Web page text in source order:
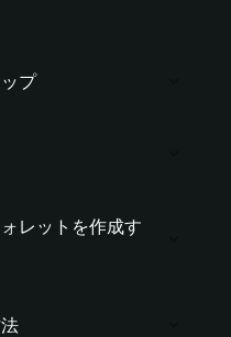
プ
レットを作成す